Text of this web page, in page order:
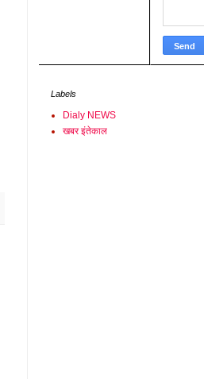
Labels
Dialy NEWS
खबर इंतेकाल